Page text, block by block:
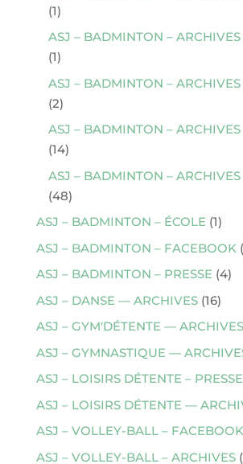
(1)
ASJ – BADMINTON –
(1)
ASJ – BADMINTON –
(2)
ASJ – BADMINTON –
(14)
ASJ – BADMINTON –
(48)
ASJ – BADMINTON – ÉCOLE(1)
ASJ – BADMINTON – FACEBOOK
ASJ – BADMINTON – PRESSE(4)
ASJ – DANSE — ARCHIVES(16)
ASJ – GYM'DÉTENTE — ARCHIVES
ASJ – GYMNASTIQUE —
ASJ – LOISIRS DÉTENTE – PRESSE
ASJ – LOISIRS DÉTENTE —
ASJ – VOLLEY-BALL – FACEBOOK
ASJ – VOLLEY-BALL – ARCHIVES